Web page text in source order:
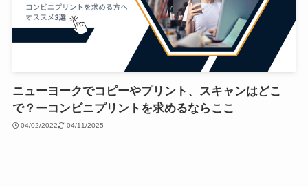
ニューヨークでコピーやプリント、スキャンはどこ
で？ーコンビニプリントを求めるならここ
04/02/2022 04/11/2025